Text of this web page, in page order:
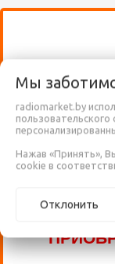
ВАЖНО:
НЕ
ЗВОНИТЕ
ПИШИТЕ
морозильники
и
плиты
машины
вентиляторы
техника
Товары для
Телемагазин
техника
Мы
radiomarket.by
Нажав «Принять»,
cookie в
Отклонить